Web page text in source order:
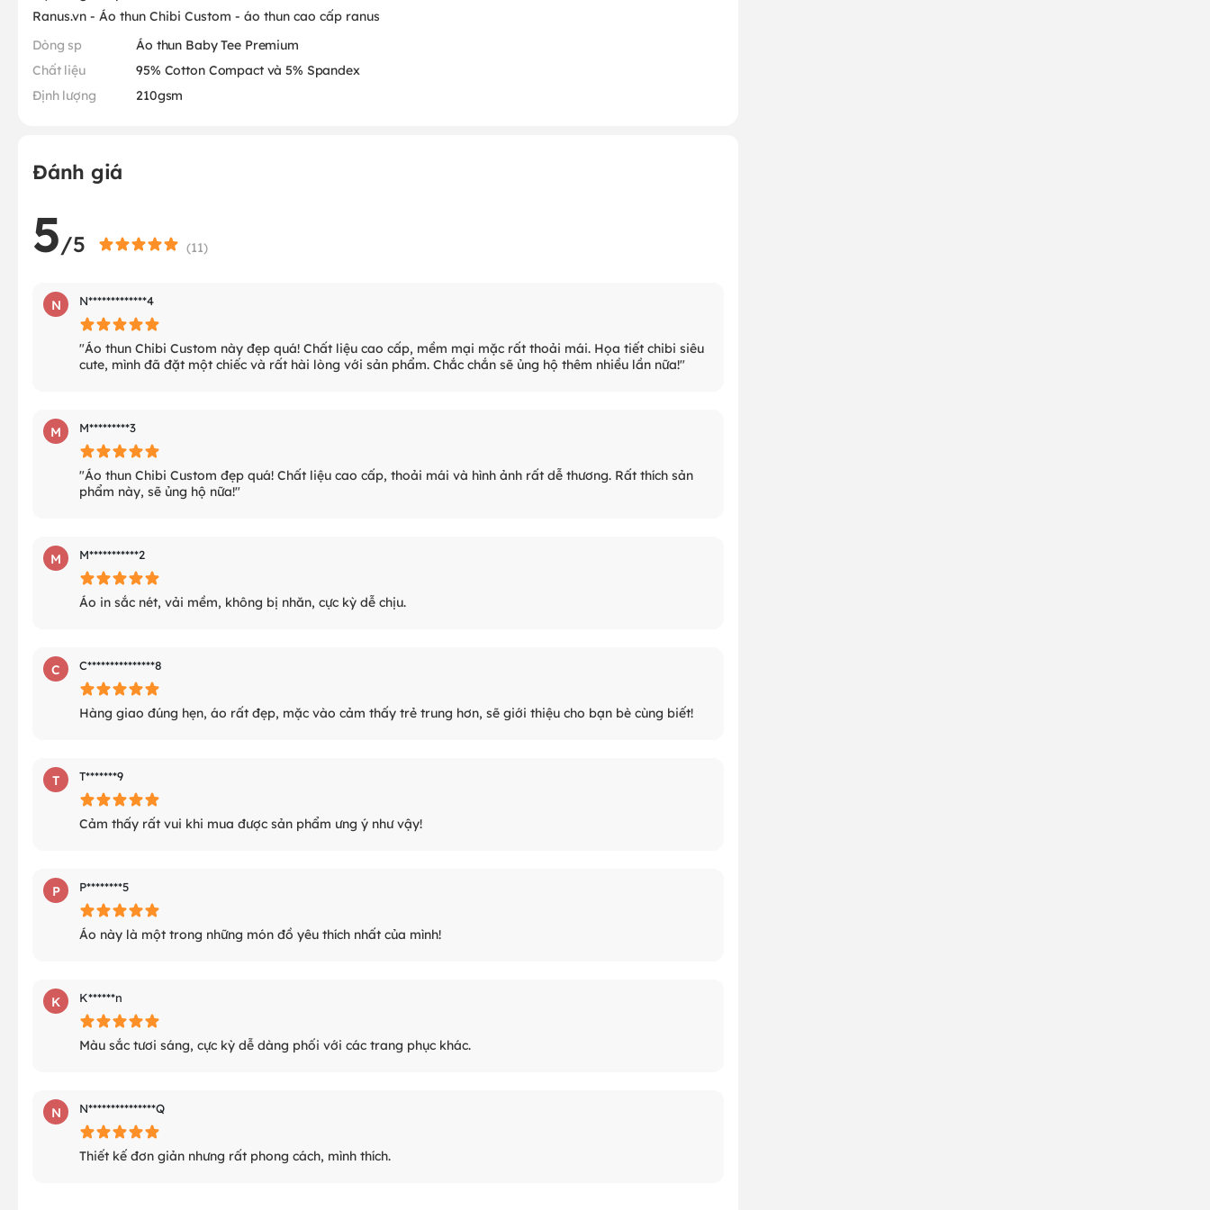
Ranus.vn - Áo thun Chibi Custom - áo thun cao cấp ranus
Dòng sp
Áo thun Baby Tee Premium
Chất liệu
95% Cotton Compact và 5% Spandex
Định lượng
210gsm
Đánh giá
5/5 (11)
N N*************4
"Áo thun Chibi Custom này đẹp quá! Chất liệu cao cấp, mềm mại mặc rất thoải mái. Họa tiết chibi siêu
cute, mình đã đặt một chiếc và rất hài lòng với sản phẩm. Chắc chắn sẽ ủng hộ thêm nhiều lần nữa!"
M M*********3
"Áo thun Chibi Custom đẹp quá! Chất liệu cao cấp, thoải mái và hình ảnh rất dễ thương. Rất thích sản
phẩm này, sẽ ủng hộ nữa!"
M M***********2
Áo in sắc nét, vải mềm, không bị nhăn, cực kỳ dễ chịu.
C C***************8
Hàng giao đúng hẹn, áo rất đẹp, mặc vào cảm thấy trẻ trung hơn, sẽ giới thiệu cho bạn bè cùng biết!
T T*******9
Cảm thấy rất vui khi mua được sản phẩm ưng ý như vậy!
P P********5
Áo này là một trong những món đồ yêu thích nhất của mình!
K K******n
Màu sắc tươi sáng, cực kỳ dễ dàng phối với các trang phục khác.
N N***************Q
Thiết kế đơn giản nhưng rất phong cách, mình thích.